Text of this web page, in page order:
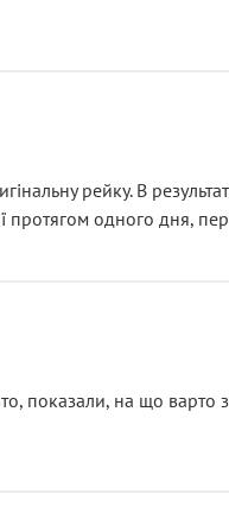
рейку. В
протягом одного дня,
на що варто